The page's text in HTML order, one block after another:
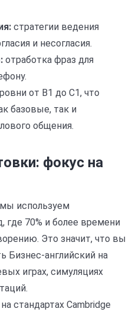
стратегии ведения
и несогласия.
отработка фраз для
от B1 до C1, что
базовые, так и
общения.
фокус на
мы используем
где 70% и более времени
Это значит, что вы
Бизнес-английский на
играх, симуляциях
стандартах Cambridge